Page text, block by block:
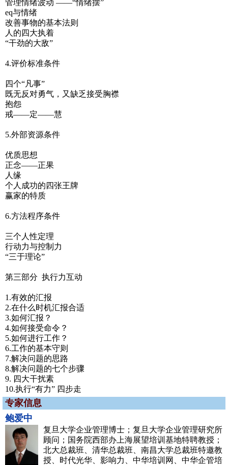
管理情绪波动 ——“情绪摆”
eq与情绪
改善事物的基本法则
人的四大执着
“干劲的大敌”
4.评价标准条件
四个“凡事”
既无反对勇气，又缺乏接受胸襟
抱怨
戒——定——慧
5.外部资源条件
优质思想
正念——正果
人缘
个人成功的四张王牌
赢家的特质
6.方法程序条件
三个人性定理
行动力与控制力
“三于理论”
第三部分 执行力互动
1.有效的汇报
2.在什么时机汇报合适
3.如何汇报？
4.如何接受命令？
5.如何进行工作？
6.工作的基本守则
7.解决问题的思路
8.解决问题的七个步骤
9. 四大干扰素
10.执行“有力” 四步走
专家信息
鲍爱中
复旦大学企业管理博士；复旦大学企业管理研究所
顾问；国务院西部办上海展望培训基地特聘教授；
北大总裁班、清华总裁班、南昌大学总裁班特邀教
授、时代光华、影响力、中华培训网、中华企管培